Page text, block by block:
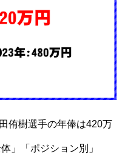
侑樹選手の年俸は420万
」「ポジション別」